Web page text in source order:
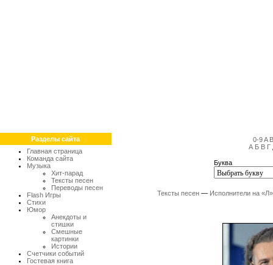
Разделы сайта
Главная страница
Команда сайта
Музыка
Хит-парад
Тексты песен
Переводы песен
Flash Игры
Стихи
Юмор
Анекдоты и
стишки
Смешные
картинки
Истории
Счетчики событий
Гостевая книга
0-9 A
А Б В Г
Буква
Тексты песен — Исполнители на «Л»